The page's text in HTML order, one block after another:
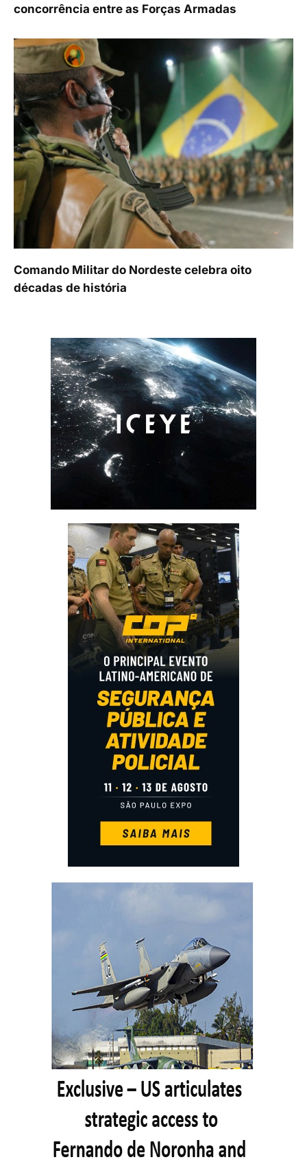
concorrência entre as Forças Armadas
Comando Militar do Nordeste celebra oito
décadas de história